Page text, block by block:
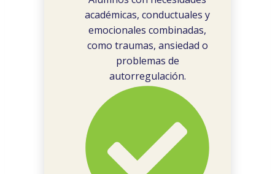
académicas, conductuales y
emocionales combinadas,
como traumas, ansiedad o
problemas de
autorregulación.